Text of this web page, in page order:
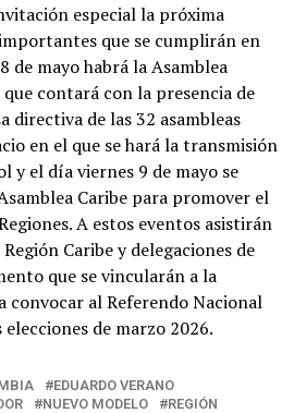
especial la próxima
que se cumplirán en
de mayo habrá la Asamblea
contará con la presencia de
directiva de las 32 asambleas
en el que se hará la transmisión
y el día viernes 9 de mayo se
Caribe para promover el
A estos eventos asistirán
Caribe y delegaciones de
que se vincularán a la
convocar al Referendo Nacional
de marzo 2026.
EDUARDO VERANO
NUEVO MODELO REGIÓN